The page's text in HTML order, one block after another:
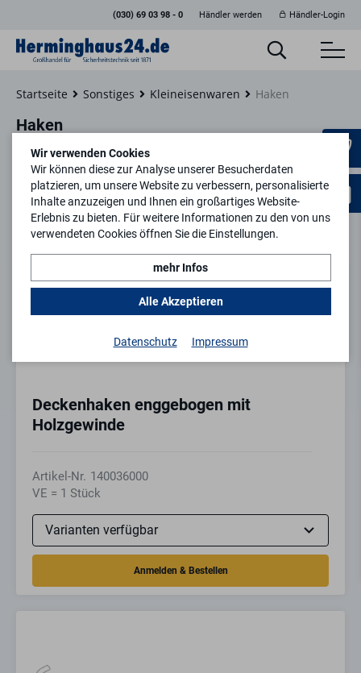
(030) 69 03 98 - 0 Händler werden Händler-Login
Startseite Sonstiges Kleineisenwaren Haken
Haken
Filtern
Deckenhaken enggebogen mit
Holzgewinde
Artikel-Nr. 140036000
VE = 1 Stück
Wir verwenden Cookies
Wir können diese zur Analyse unserer Besucherdaten
platzieren, um unsere Website zu verbessern, personalisierte
Inhalte anzuzeigen und Ihnen ein großartiges Website-
Erlebnis zu bieten. Für weitere Informationen zu den von uns
verwendeten Cookies öffnen Sie die Einstellungen.
mehr Infos
Alle Akzeptieren
Datenschutz Impressum